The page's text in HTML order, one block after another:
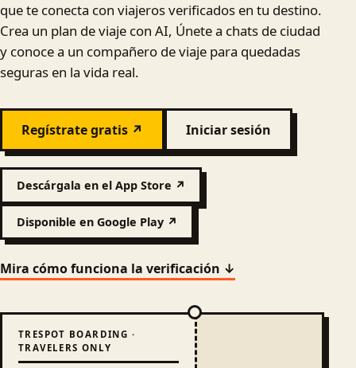
que te conecta con viajeros verificados en tu destino.
Crea un plan de viaje con AI, Únete a chats de ciudad
y conoce a un compañero de viaje para quedadas
seguras en la vida real.
Regístrate gratis ↗ Iniciar sesión
Descárgala en el App Store ↗
Disponible en Google Play ↗
Mira cómo funciona la verificación ↓
TRESPOT BOARDING ·
TRAVELERS ONLY